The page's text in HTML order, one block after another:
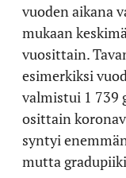
vuoden aikana
mukaan
vuosittain.
esimerkiksi
valmistui 1 739
osittain
syntyi
mutta